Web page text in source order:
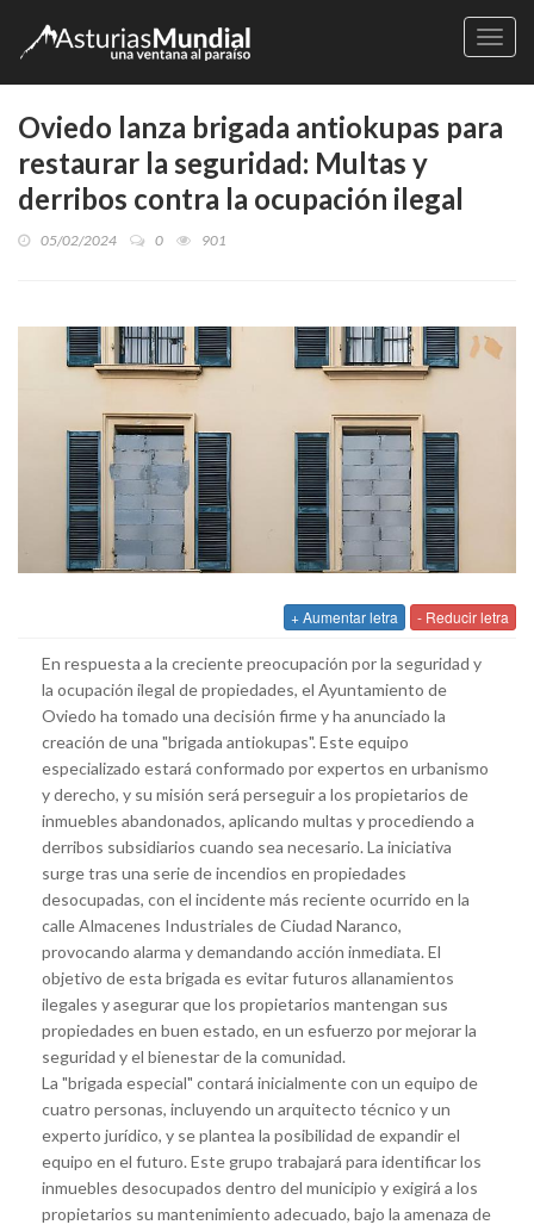
Oviedo lanza brigada antiokupas para
restaurar la seguridad: Multas y
derribos contra la ocupación ilegal
05/02/2024 0 901
+ Aumentar letra - Reducir letra
En respuesta a la creciente preocupación por la seguridad y
la ocupación ilegal de propiedades, el Ayuntamiento de
Oviedo ha tomado una decisión firme y ha anunciado la
creación de una "brigada antiokupas". Este equipo
especializado estará conformado por expertos en urbanismo
y derecho, y su misión será perseguir a los propietarios de
inmuebles abandonados, aplicando multas y procediendo a
derribos subsidiarios cuando sea necesario. La iniciativa
surge tras una serie de incendios en propiedades
desocupadas, con el incidente más reciente ocurrido en la
calle Almacenes Industriales de Ciudad Naranco,
provocando alarma y demandando acción inmediata. El
objetivo de esta brigada es evitar futuros allanamientos
ilegales y asegurar que los propietarios mantengan sus
propiedades en buen estado, en un esfuerzo por mejorar la
seguridad y el bienestar de la comunidad.
La "brigada especial" contará inicialmente con un equipo de
cuatro personas, incluyendo un arquitecto técnico y un
experto jurídico, y se plantea la posibilidad de expandir el
equipo en el futuro. Este grupo trabajará para identificar los
inmuebles desocupados dentro del municipio y exigirá a los
propietarios su mantenimiento adecuado, bajo la amenaza de